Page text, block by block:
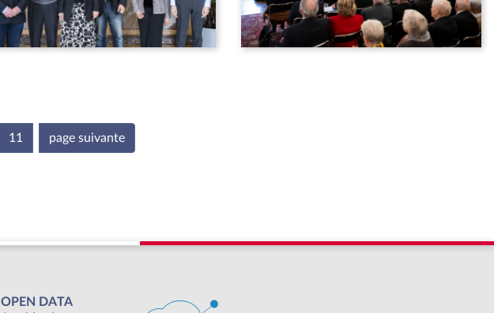
11 page suivante
OPEN DATA